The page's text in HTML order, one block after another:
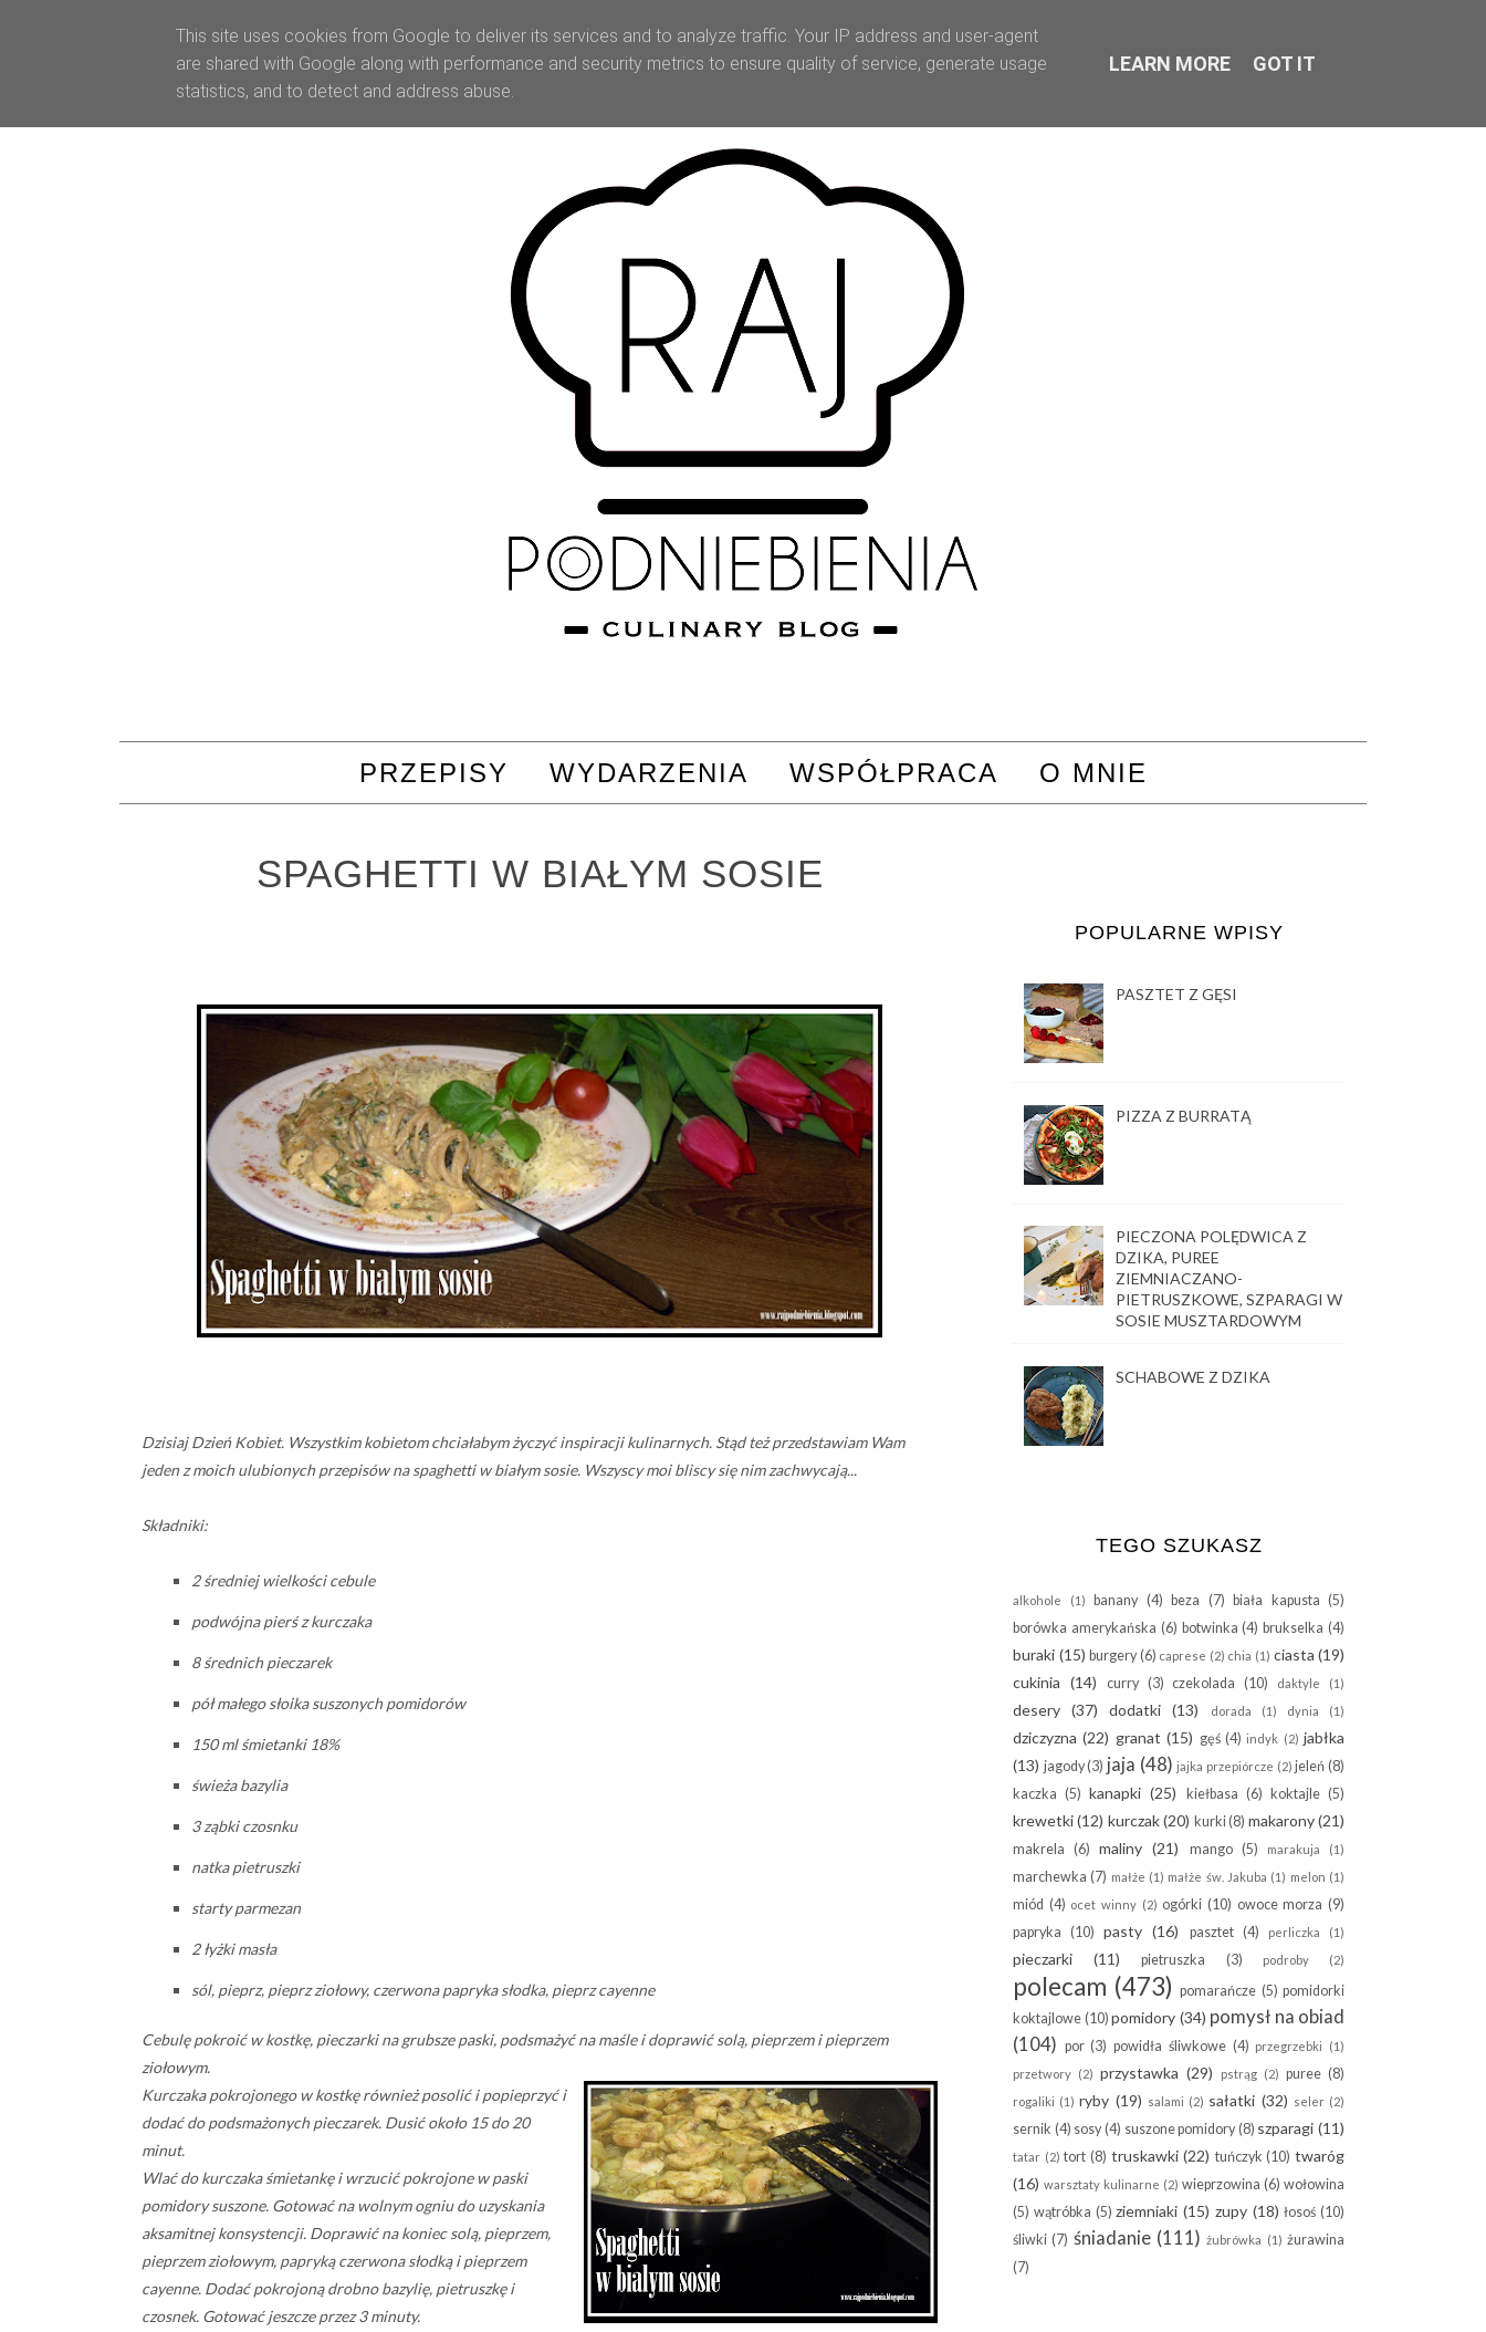
PRZEPISY WYDARZENIA WSPÓŁPRACA O MNIE
SPAGHETTI W BIAŁYM SOSIE
Dzisiaj Dzień Kobiet. Wszystkim kobietom chciałabym życzyć inspiracji kulinarnych. Stąd też przedstawiam Wam
jeden z moich ulubionych przepisów na spaghetti w białym sosie. Wszyscy moi bliscy się nim zachwycają...
Składniki:
2 średniej wielkości cebule
podwójna pierś z kurczaka
8 średnich pieczarek
pół małego słoika suszonych pomidorów
150 ml śmietanki 18%
świeża bazylia
3 ząbki czosnku
natka pietruszki
starty parmezan
2 łyżki masła
sól, pieprz, pieprz ziołowy, czerwona papryka słodka, pieprz cayenne
Cebulę pokroić w kostkę, pieczarki na grubsze paski, podsmażyć na maśle i doprawić solą, pieprzem i pieprzem
ziołowym.
Kurczaka pokrojonego w kostkę również posolić i popieprzyć i
dodać do podsmażonych pieczarek. Dusić około 15 do 20
minut.
Wlać do kurczaka śmietankę i wrzucić pokrojone w paski
pomidory suszone. Gotować na wolnym ogniu do uzyskania
aksamitnej konsystencji. Doprawić na koniec solą, pieprzem,
pieprzem ziołowym, papryką czerwona słodką i pieprzem
cayenne. Dodać pokrojoną drobno bazylię, pietruszkę i
czosnek. Gotować jeszcze przez 3 minuty.
POPULARNE WPISY
PASZTET Z GĘSI
PIZZA Z BURRATĄ
PIECZONA POLĘDWICA Z
DZIKA, PUREE
ZIEMNIACZANO-
PIETRUSZKOWE, SZPARAGI W
SOSIE MUSZTARDOWYM
SCHABOWE Z DZIKA
TEGO SZUKASZ
alkohole (1) banany (4) beza (7) biała kapusta (5)
borówka amerykańska (6) botwinka (4) brukselka (4)
buraki (15) burgery(6) caprese (2) chia (1) ciasta (19)
cukinia (14) curry (3) czekolada (10) daktyle (1)
desery (37) dodatki (13) dorada (1) dynia (1)
dziczyzna (22) granat (15) gęś (4) indyk (2) jabłka
(13) jagody(3) jaja (48) jajka przepiórcze (2) jeleń (8)
kaczka (5) kanapki (25) kiełbasa (6) koktajle (5)
krewetki (12) kurczak (20) kurki(8) makarony (21)
makrela (6) maliny (21) mango (5) marakuja (1)
marchewka (7) małże (1) małże św. Jakuba (1) melon (1)
miód (4) ocet winny (2) ogórki (10) owoce morza (9)
papryka
(10) pasty (16) pasztet (4) perliczka (1)
pieczarki (11) pietruszka (3) podroby (2)
polecam (473) pomarańcze (5) pomidorki
koktajlowe (10) pomidory (34) pomysł na obiad
(104) por (3) powidła śliwkowe (4) przegrzebki
(1)
przetwory (2) przystawka (29) pstrąg (2) puree (8)
rogaliki (1) ryby (19) salami (2) sałatki (32) seler (2)
sernik (4) sosy(4) suszone pomidory(8) szparagi (11)
tatar (2) tort (8) truskawki (22) tuńczyk (10) twaróg
(16) warsztaty kulinarne (2) wieprzowina (6) wołowina
(5) wątróbka (5) ziemniaki (15) zupy (18) łosoś (10)
śliwki (7) śniadanie (111) żubrówka (1) żurawina
(7)
This site uses cookies from Google to deliver its services and to analyze traffic. Your IP address and user-agent
are shared with Google along with performance and security metrics to ensure quality of service, generate usage
statistics, and to detect and address abuse.
LEARN MORE GOT IT